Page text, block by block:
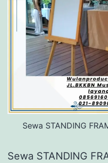
Sewa STANDING
Sewa STANDING